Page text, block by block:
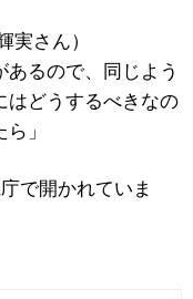
実さん）
あるので、同じよう
はどうするべきなの
」
で開かれていま